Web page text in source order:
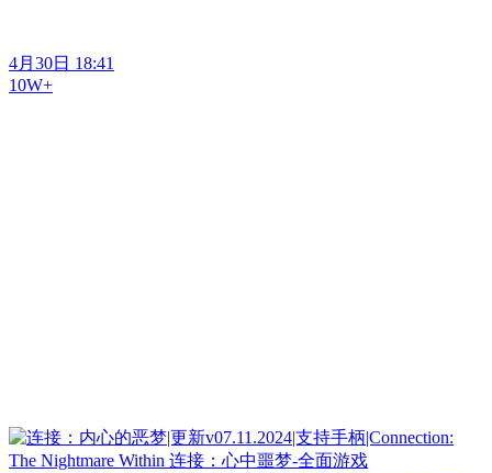
4月30日 18:41
10W+